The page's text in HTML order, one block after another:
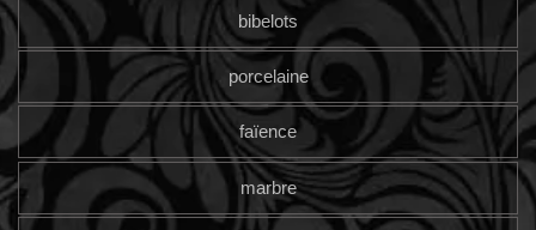
bibelots
porcelaine
faïence
marbre